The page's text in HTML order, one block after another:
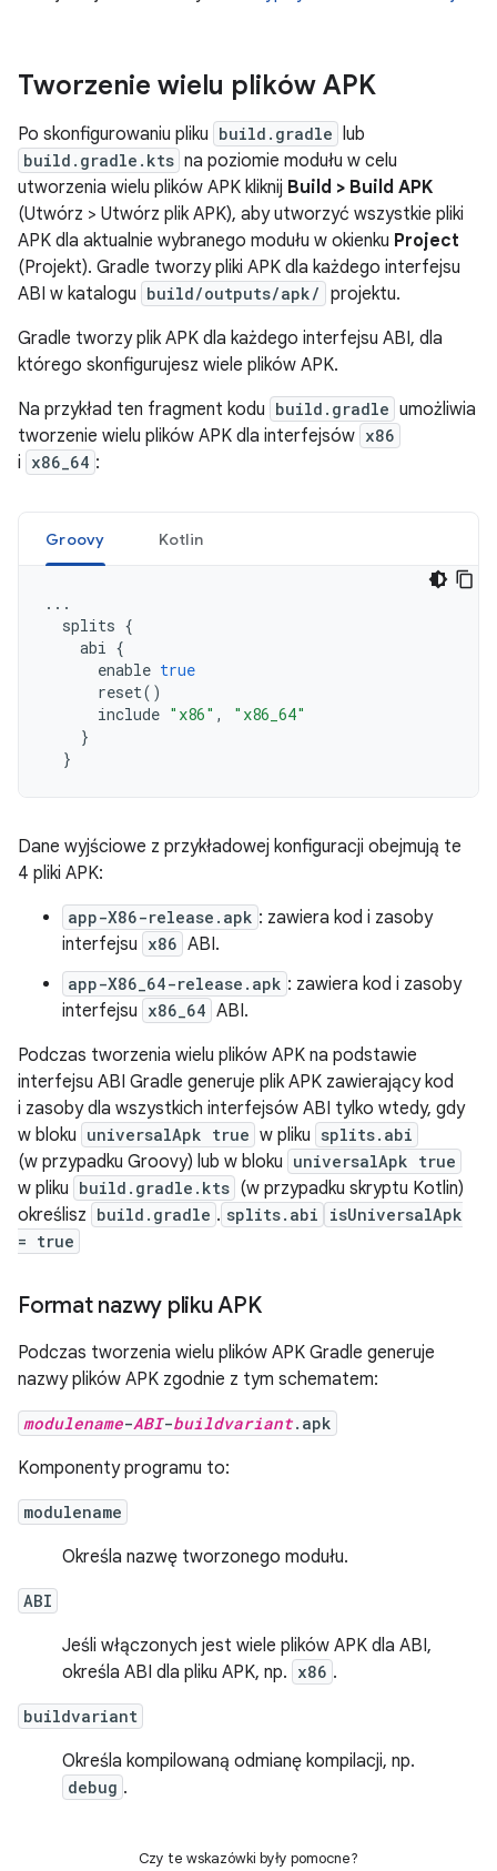
Tworzenie wielu plików APK
Po skonfigurowaniu pliku build.gradle lub
build.gradle.kts na poziomie modułu w celu
utworzenia wielu plików APK kliknij Build > Build APK
(Utwórz > Utwórz plik APK), aby utworzyć wszystkie pliki
APK dla aktualnie wybranego modułu w okienku Project
(Projekt). Gradle tworzy pliki APK dla każdego interfejsu
ABI w katalogu build/outputs/apk/ projektu.
Gradle tworzy plik APK dla każdego interfejsu ABI, dla
którego skonfigurujesz wiele plików APK.
Na przykład ten fragment kodu build.gradle umożliwia
tworzenie wielu plików APK dla interfejsów x86
i x86_64 :
Groovy Kotlin
...
splits {
abi {
enable true
reset()
include "x86" ,
"x86_64"
}
}
Dane wyjściowe z przykładowej konfiguracji obejmują te
4 pliki APK:
app-X86-release.apk : zawiera kod i zasoby
interfejsu x86 ABI.
app-X86_64-release.apk : zawiera kod i zasoby
interfejsu x86_64 ABI.
Podczas tworzenia wielu plików APK na podstawie
interfejsu ABI Gradle generuje plik APK zawierający kod
i zasoby dla wszystkich interfejsów ABI tylko wtedy, gdy
w bloku universalApk true w pliku splits.abi
(w przypadku Groovy) lub w bloku universalApk true
w pliku build.gradle.kts (w przypadku skryptu Kotlin)
określisz build.gradle . splits.abi
isUniversalApk
= true
Format nazwy pliku APK
Podczas tworzenia wielu plików APK Gradle generuje
nazwy plików APK zgodnie z tym schematem:
modulename-ABI-buildvariant.apk
Komponenty programu to:
modulename
Określa nazwę tworzonego modułu.
ABI
Jeśli włączonych jest wiele plików APK dla ABI,
określa ABI dla pliku APK, np. x86 .
buildvariant
Określa kompilowaną odmianę kompilacji, np.
debug .
Czy te wskazówki były pomocne?